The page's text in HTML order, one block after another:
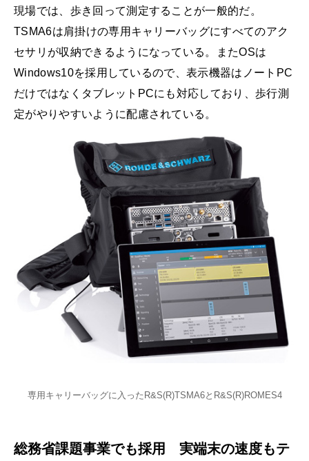
現場では、歩き回って測定することが一般的だ。
TSMA6は肩掛けの専用キャリーバッグにすべてのアク
セサリが収納できるようになっている。またOSは
Windows10を採用しているので、表示機器はノートPC
だけではなくタブレットPCにも対応しており、歩行測
定がやりやすいように配慮されている。
専用キャリーバッグに入ったR&S(R)TSMA6とR&S(R)ROMES4
総務省課題事業でも採用 実端末の速度もテ